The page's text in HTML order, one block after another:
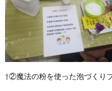
⇧②魔法の粉を使った泡づくり